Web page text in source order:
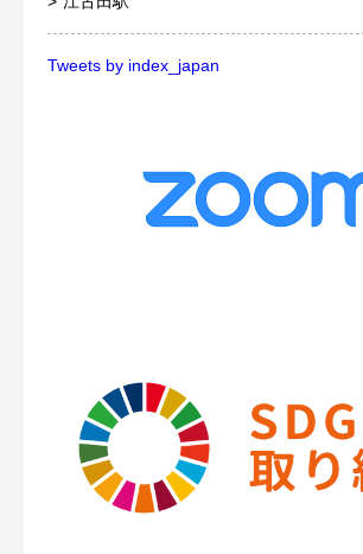
Tweets by index_japan